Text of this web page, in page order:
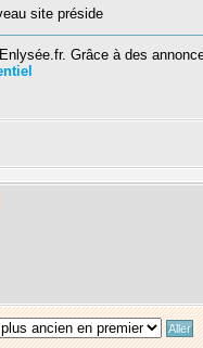
site préside
Grâce à des